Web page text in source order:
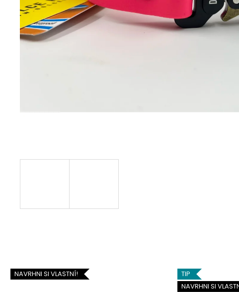
NAVRHNI SI VLASTNÍ!
TIP
NAVRHNI SI